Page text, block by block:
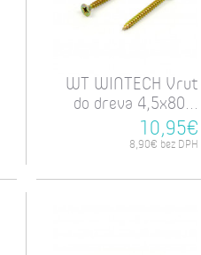
WT WINTECH Vrut
do dreva 4,5x80...
10,95€
8,90€ bez DPH